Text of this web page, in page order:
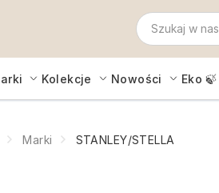
Kolekcje Nowości Eko 🍃
Marki STANLEY/STELLA